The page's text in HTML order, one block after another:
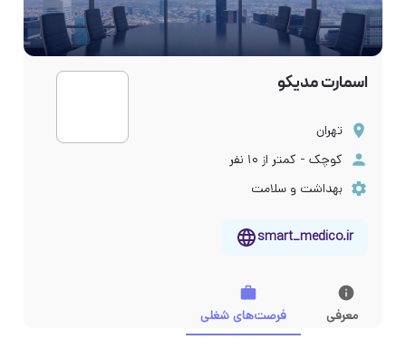
اسمارت مدیکو
تهران
کوچک - کمتر از ۱۰ نفر
بهداشت و سلامت
smart_medico.ir
معرفی فرصت‌های شغلی